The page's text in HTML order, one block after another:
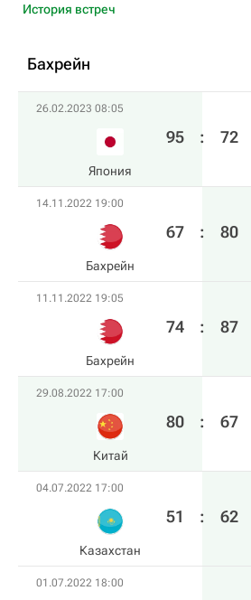
История встреч
Бахрейн
26.02.2023 08:05
Япония
95 : 72
14.11.2022 19:00
Бахрейн
67 : 80
11.11.2022 19:05
Бахрейн
74 : 87
29.08.2022 17:00
Китай
80 : 67
04.07.2022 17:00
Казахстан
51 : 62
01.07.2022 18:00